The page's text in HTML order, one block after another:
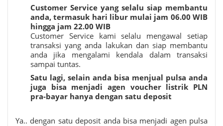
Customer Service yang selalu siap membantu
anda, termasuk hari libur mulai jam 06.00 WIB
hingga jam 22.00 WIB
Customer Service kami selalu mengawal setiap
transaksi yang anda lakukan dan siap membantu
anda jika mengalami kendala dalam transaksi
sampai tuntas.
Satu lagi, selain anda bisa menjual pulsa anda
juga bisa menjadi agen voucher listrik PLN
pra-bayar hanya dengan satu deposit
Ya.. dengan satu deposit anda bisa menjadi agen pulsa